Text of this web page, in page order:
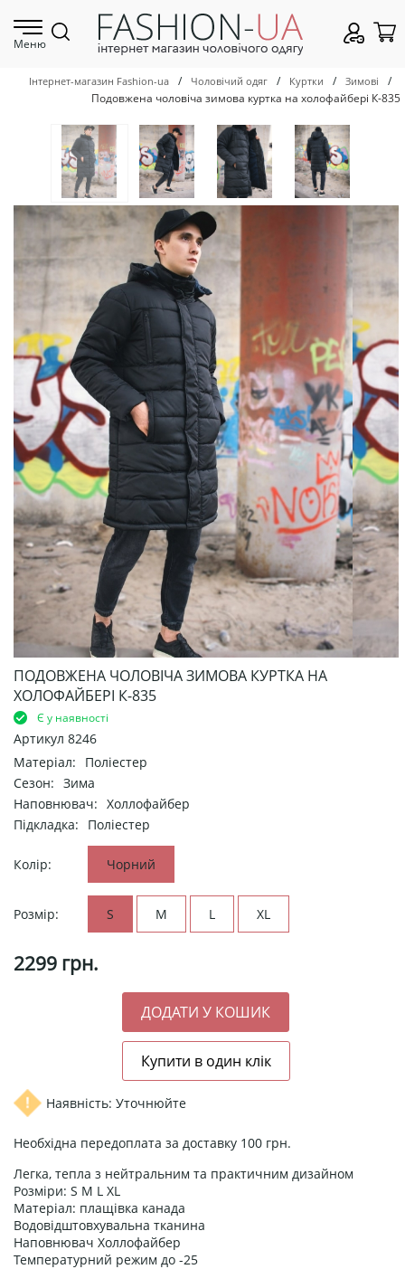
Меню
Інтернет-магазин Fashion-ua / Чоловічий одяг / Куртки / Зимові
/
Подовжена чоловіча зимова куртка на холофайбері К-835
ПОДОВЖЕНА ЧОЛОВІЧА ЗИМОВА КУРТКА НА
ХОЛОФАЙБЕРІ К-835
Є у наявності
Артикул 8246
Матеріал:
Поліестер
Сезон: Зима
Наповнювач: Холлофайбер
Підкладка:
Поліестер
Колір: Чорний
Розмір: S M L XL
2299 грн.
Наявність: Уточнюйте
Необхідна передоплата за доставку 100 грн.
Легка, тепла з нейтральним та практичним дизайном
Розміри: S M L XL
Матеріал: плащівка канада
Водовідштовхувальна тканина
Наповнювач Холлофайбер
Температурний режим до -25